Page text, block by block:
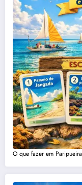
O que fazer em